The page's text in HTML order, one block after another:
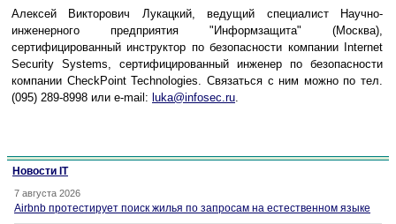
Алексей Викторович Лукацкий, ведущий специалист Научно-
инженерного предприятия "Информзащита" (Москва),
сертифицированный инструктор по безопасности компании Internet
Security Systems, сертифицированный инженер по безопасности
компании CheckPoint Technologies. Связаться с ним можно по тел.
(095) 289-8998 или e-mail: luka@infosec.ru.
Новости IT
7 августа 2026
Airbnb протестирует поиск жилья по запросам на естественном языке